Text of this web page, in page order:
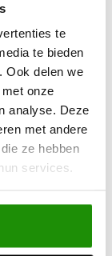
te
te bieden
Ook delen we
onze
analyse. Deze
met andere
ze hebben
services.
om
T-sleuven
buitenrand is
van M6
Het
van
sterker,
7.